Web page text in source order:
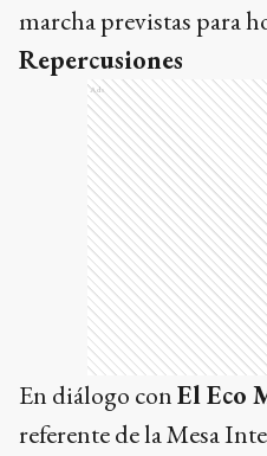
marcha previstas para
Repercusiones
Ads
En diálogo conEl Eco
referente de la Mesa